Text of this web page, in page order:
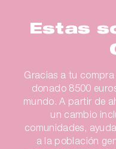
Estas
Gracias a tu
donado 8500
mundo. A partir de
un cambio
comunidades,
a la población